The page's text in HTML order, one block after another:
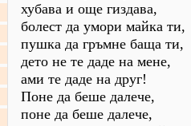
хубава и още гиздава,
болест да умори майка ти,
пушка да гръмне баща ти,
дето не те даде на мене,
ами те даде на друг!
Поне да беше далече,
поне да беше далече,